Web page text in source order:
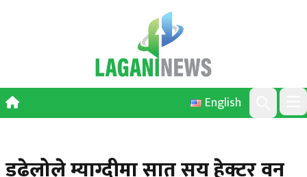
English
Search
डढेलोले म्याग्दीमा सात सय हेक्टर वन